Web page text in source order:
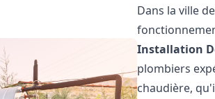
Dans la ville
Installation
plombiers
chaudière,